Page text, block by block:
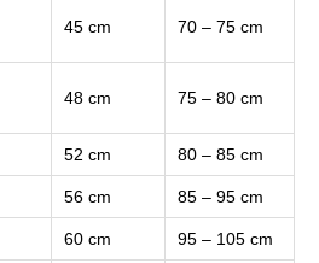
45 cm 70 – 75 cm
48 cm 75 – 80 cm
52 cm 80 – 85 cm
56 cm 85 – 95 cm
60 cm 95 – 105 cm